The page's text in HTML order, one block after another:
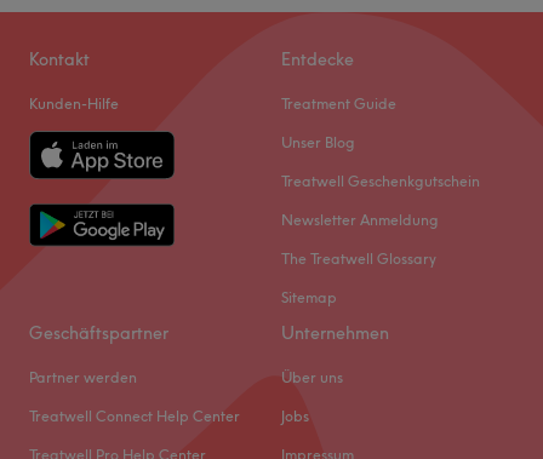
Kontakt
Kunden-Hilfe
Entdecke
Treatment Guide
Unser Blog
Treatwell Geschenkgutschein
Newsletter Anmeldung
The Treatwell Glossary
Sitemap
Geschäftspartner
Partner werden
Treatwell Connect Help Center
Treatwell Pro Help Center
Unternehmen
Über uns
Jobs
Impressum